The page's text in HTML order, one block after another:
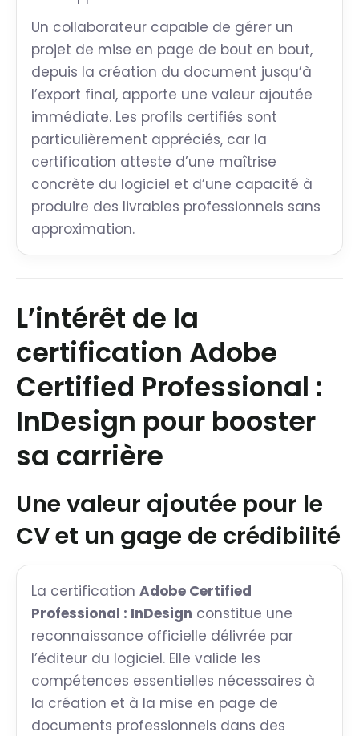
Un collaborateur capable de gérer un
projet de mise en page de bout en bout,
depuis la création du document jusqu’à
l’export final, apporte une valeur ajoutée
immédiate. Les profils certifiés sont
particulièrement appréciés, car la
certification atteste d’une maîtrise
concrète du logiciel et d’une capacité à
produire des livrables professionnels sans
approximation.
L’intérêt de la
certification Adobe
Certified Professional :
InDesign pour booster
sa carrière
Une valeur ajoutée pour le
CV et un gage de crédibilité
La certification Adobe Certified
Professional : InDesign constitue une
reconnaissance officielle délivrée par
l’éditeur du logiciel. Elle valide les
compétences essentielles nécessaires à
la création et à la mise en page de
documents professionnels dans des